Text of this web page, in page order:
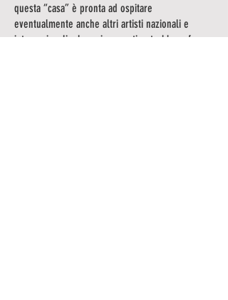
questa “casa” è pronta ad ospitare
eventualmente anche altri artisti nazionali e
internazionali, che nei concerti potrebbero fare